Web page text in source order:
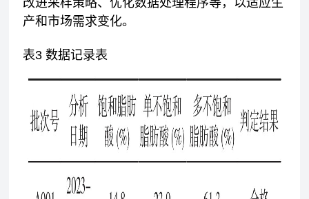
改进采样策略、优化数据处理程序等，以适应生
产和市场需求变化。
表3 数据记录表